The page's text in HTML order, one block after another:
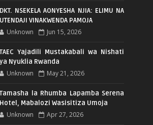
DKT. NSEKELA AONYESHA NJIA: ELIMU NA
UTENDAJI VINAKWENDA PAMOJA
Unknown Jun 15, 2026
TAEC Yajadili Mustakabali wa Nishati
ya Nyuklia Rwanda
Unknown May 21, 2026
Tamasha la Rhumba Lapamba Serena
Hotel, Mabalozi Wasisitiza Umoja
Unknown Apr 27, 2026